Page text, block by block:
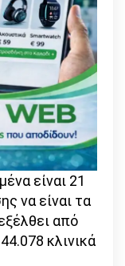
είναι 21
να είναι τα
από
κλινικά